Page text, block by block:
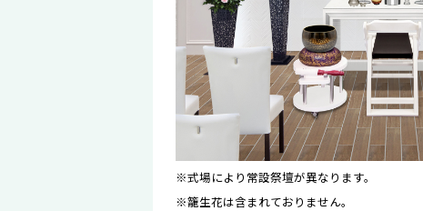
式場により常設祭壇が異なります。
籠生花は含まれておりません。